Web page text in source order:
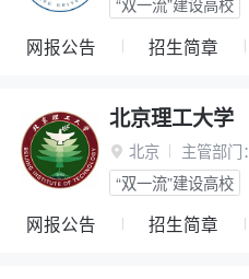
“双一流”建设高校
网报公告 招生简章
北京理工大学
 北京 主管部门：
“双一流”建设高校
网报公告 招生简章